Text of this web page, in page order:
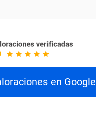
en Google